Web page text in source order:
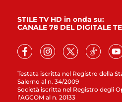
Testata iscritta nel Registro della
Salerno al n. 34/2009
Società iscritta nel Registro degli
l’AGCOM al n. 20133
STILE TV HD in onda su:
CANALE 78 DEL DIGITALE